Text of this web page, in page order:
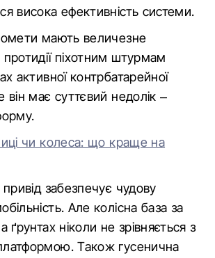
висока ефективність системи.
мають величезне
піхотним штурмам
активної контрбатарейної
він має суттєвий недолік –
чи колеса: що краще на
забезпечує чудову
Але колісна база за
ґрунтах ніколи не зрівняється з
Також гусенична